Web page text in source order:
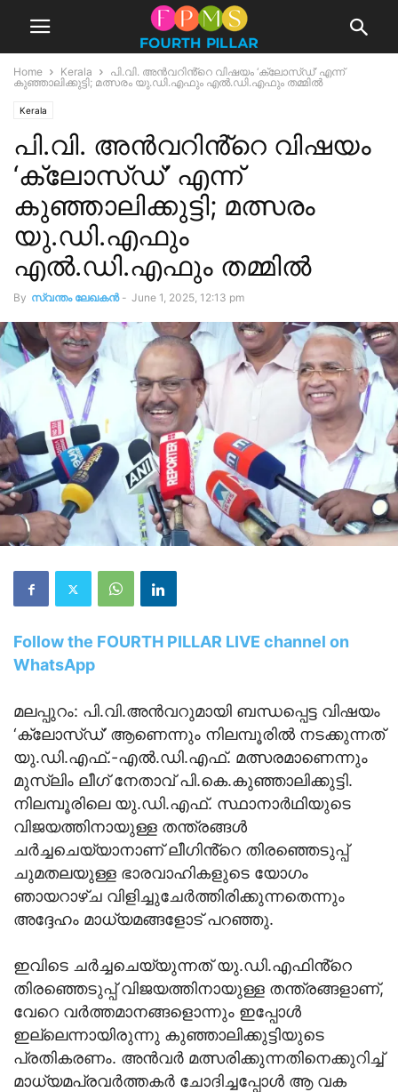
Home Kerala
പി.വി. അൻവറിൻ്റെ വിഷയം ‘ക്ലോസ്ഡ്’ എന്ന്
കുഞ്ഞാലിക്കുട്ടി; മത്സരം യു.ഡി.എഫും എൽ.ഡി.എഫും തമ്മിൽ
Kerala
പി.വി. അൻവറിൻ്റെ വിഷയം
‘ക്ലോസ്ഡ്’ എന്ന്
കുഞ്ഞാലിക്കുട്ടി; മത്സരം
യു.ഡി.എഫും
എൽ.ഡി.എഫും തമ്മിൽ
By സ്വന്തം ലേഖകന്‍ - June 1, 2025, 12:13 pm
Follow the FOURTH PILLAR LIVE channel on
WhatsApp
മലപ്പുറം: പി.വി.അന്‍വറുമായി ബന്ധപ്പെട്ട വിഷയം
‘ക്ലോസ്ഡ്’ ആണെന്നും നിലമ്പൂരില്‍ നടക്കുന്നത്
യു.ഡി.എഫ്.-എൽ.ഡി.എഫ്. മത്സരമാണെന്നും
മുസ്ലിം ലീഗ് നേതാവ് പി.കെ.കുഞ്ഞാലിക്കുട്ടി.
നിലമ്പൂരിലെ യു.ഡി.എഫ്. സ്ഥാനാര്‍ഥിയുടെ
വിജയത്തിനായുള്ള തന്ത്രങ്ങള്‍
ചര്‍ച്ചചെയ്യാനാണ് ലീഗിൻ്റെ തിരഞ്ഞെടുപ്പ്
ചുമതലയുള്ള ഭാരവാഹികളുടെ യോഗം
ഞായറാഴ്ച വിളിച്ചുചേര്‍ത്തിരിക്കുന്നതെന്നും
അദ്ദേഹം മാധ്യമങ്ങളോട് പറഞ്ഞു.
ഇവിടെ ചര്‍ച്ചചെയ്യുന്നത് യു.ഡി.എഫിൻ്റെ
തിരഞ്ഞെടുപ്പ് വിജയത്തിനായുള്ള തന്ത്രങ്ങളാണ്,
വേറെ വര്‍ത്തമാനങ്ങളൊന്നും ഇപ്പോള്‍
ഇല്ലെന്നായിരുന്നു കുഞ്ഞാലിക്കുട്ടിയുടെ
പ്രതികരണം. അന്‍വര്‍ മത്സരിക്കുന്നതിനെക്കുറിച്ച്
മാധ്യമപ്രവര്‍ത്തകര്‍ ചോദിച്ചപ്പോള്‍ ആ വക